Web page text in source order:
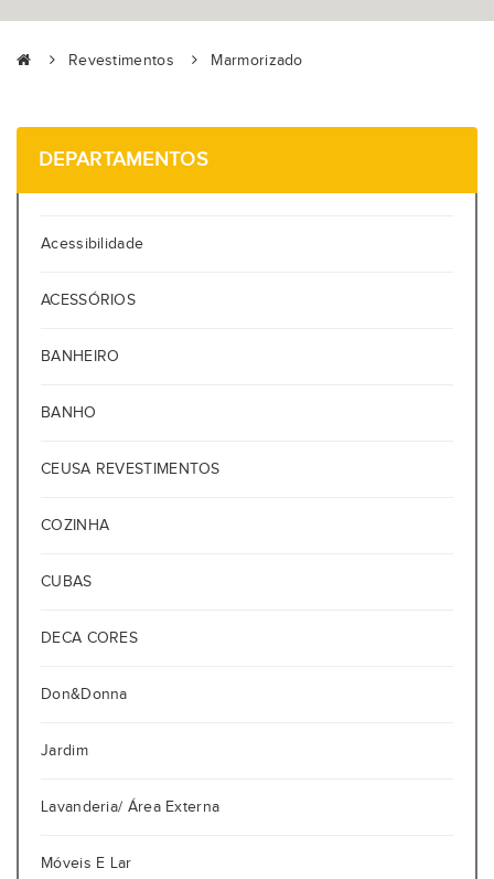
Revestimentos Marmorizado
DEPARTAMENTOS
Acessibilidade
ACESSÓRIOS
BANHEIRO
BANHO
CEUSA REVESTIMENTOS
COZINHA
CUBAS
DECA CORES
Don&Donna
Jardim
Lavanderia/ Área Externa
Móveis E Lar